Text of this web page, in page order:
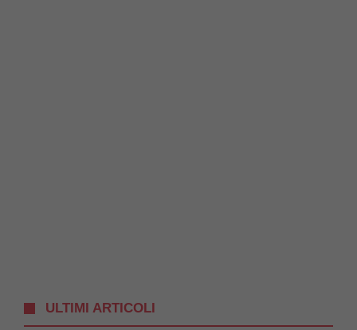
ULTIMI ARTICOLI